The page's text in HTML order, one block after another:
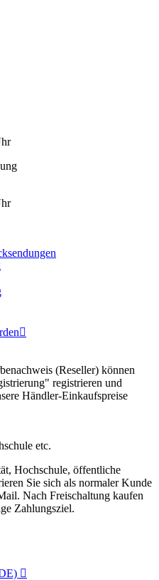

(Reseller) können
registrieren und
Händler-Einkaufspreise
etc.
Hochschule, öffentliche
Sie sich als normaler Kunde
Nach Freischaltung kaufen
Zahlungsziel.
